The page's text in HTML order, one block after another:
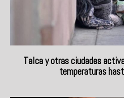
Talca y otras ciudades
temperaturas